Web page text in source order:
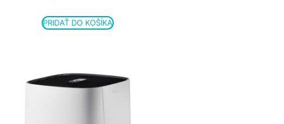
PRIDAŤ DO KOŠÍKA